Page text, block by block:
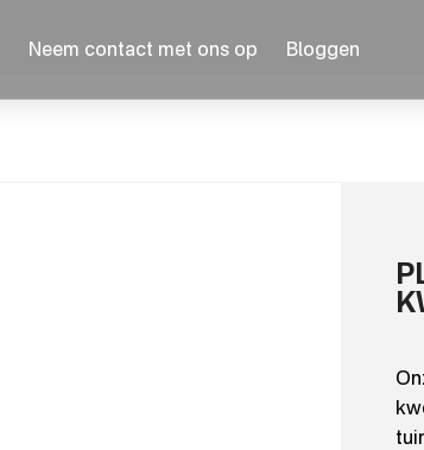
Neem contact met ons op Bloggen